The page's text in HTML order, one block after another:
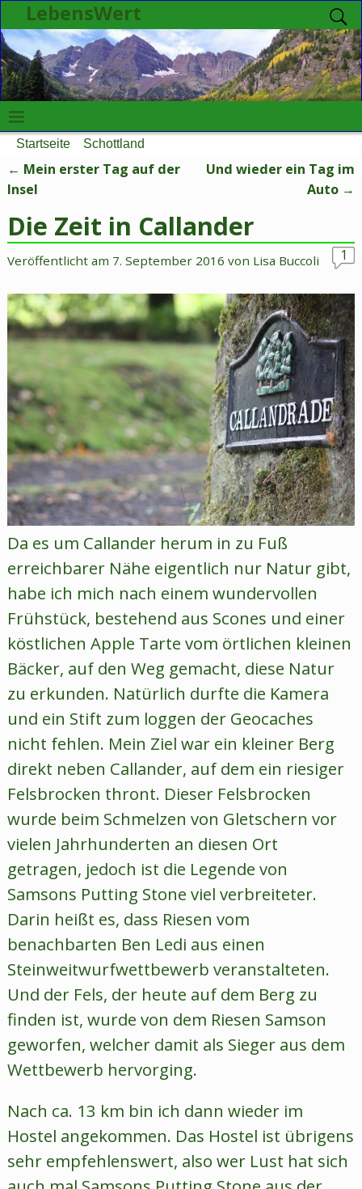
LebensWert
Startseite Schottland
Artikelnavigation
← Mein erster Tag auf der
Insel
Und wieder ein Tag im
Auto →
Die Zeit in Callander
Veröffentlicht am 7. September 2016 von Lisa Buccoli 1
Da es um Callander herum in zu Fuß
erreichbarer Nähe eigentlich nur Natur gibt,
habe ich mich nach einem wundervollen
Frühstück, bestehend aus Scones und einer
köstlichen Apple Tarte vom örtlichen kleinen
Bäcker, auf den Weg gemacht, diese Natur
zu erkunden. Natürlich durfte die Kamera
und ein Stift zum loggen der Geocaches
nicht fehlen. Mein Ziel war ein kleiner Berg
direkt neben Callander, auf dem ein riesiger
Felsbrocken thront. Dieser Felsbrocken
wurde beim Schmelzen von Gletschern vor
vielen Jahrhunderten an diesen Ort
getragen, jedoch ist die Legende von
Samsons Putting Stone viel verbreiteter.
Darin heißt es, dass Riesen vom
benachbarten Ben Ledi aus einen
Steinweitwurfwettbewerb veranstalteten.
Und der Fels, der heute auf dem Berg zu
finden ist, wurde von dem Riesen Samson
geworfen, welcher damit als Sieger aus dem
Wettbewerb hervorging.
Nach ca. 13 km bin ich dann wieder im
Hostel angekommen. Das Hostel ist übrigens
sehr empfehlenswert, also wer Lust hat sich